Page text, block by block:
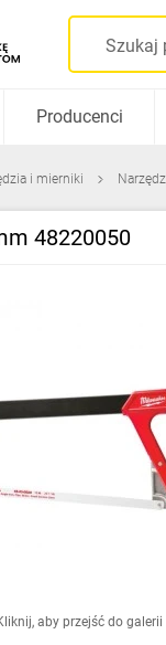
Producenci
i mierniki
48220050
aby przejść do galerii